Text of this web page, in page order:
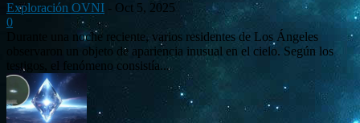
Exploración OVNI - Oct 5, 2025
0
Durante una noche reciente, varios residentes de Los Ángeles
observaron un objeto de apariencia inusual en el cielo. Según los
testigos, el fenómeno consistía...